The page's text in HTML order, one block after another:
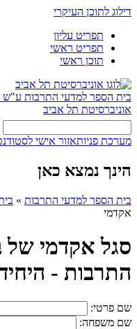
דילוג לתוכן העיקרי
תפריט עליון
תפריט ראשי
תוכן ראשי
בית הספר למדעי התרבות ע"ש
אוניברסיטת תל אביב
מערכת פניותאזור אישי
הינך נמצא כאן
בית הספר למדעי התרבות »
אקדמי
סגל אקדמי של
התרבות -
שם פרטי:
שם משפחה: